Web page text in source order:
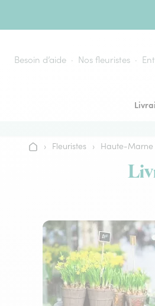
Besoin d’aide Nos fleuristes
Accueil
› Fleuristes › Haute-Marne